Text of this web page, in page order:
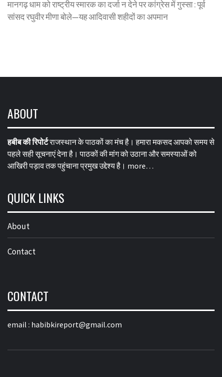
मानगढ़ धाम को राष्ट्रीय स्मारक का दर्जा न देने पर कांग्रेस में गुस्सा : पूर्व
सांसद रघुवीर मीणा बोले—यह आदिवासी शहीदों का अपमान
ABOUT
हबीब की रिपोर्टराजस्थान के पाठकों का मंच है। हमारा मकसद आपको समय से
पहले सही सूचनाएं देना है। पाठकों की मांग को उठाना और समस्याओं को
आखिरी पड़ाव तक पहुंचाना प्रमुख उद्देश्य है। more…
QUICK LINKS
About
Contact
CONTACT
email : habibkireport@gmail.com